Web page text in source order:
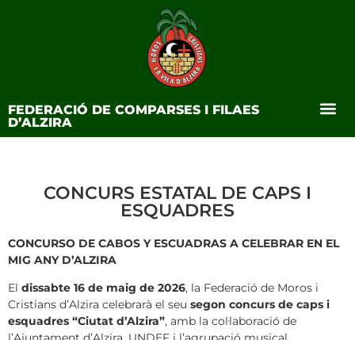
FEDERACIÓ DE COMPARSES I FILAES
D’ALZIRA
CONCURS ESTATAL DE CAPS I
ESQUADRES
CONCURSO DE CABOS Y ESCUADRAS A CELEBRAR EN EL
MIG ANY D’ALZIRA
El dissabte 16 de maig de 2026, la Federació de Moros i
Cristians d’Alzira celebrarà el seu segon concurs de caps i
esquadres “Ciutat d’Alzira”, amb la col·laboració de